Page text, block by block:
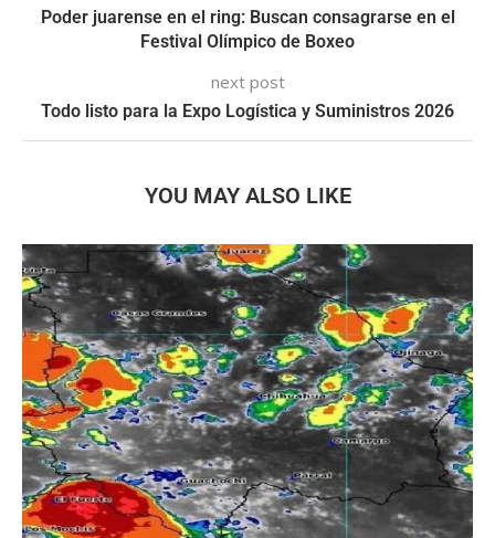
Poder juarense en el ring: Buscan consagrarse en el
Festival Olímpico de Boxeo
next post
Todo listo para la Expo Logística y Suministros 2026
YOU MAY ALSO LIKE